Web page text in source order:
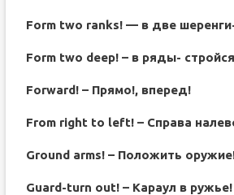
Form two ranks! — в две
Form two deep! – в ряды-
Forward! – Прямо!, вперед!
From right to left! – Справа
Ground arms! – Положить
Guard-turn out! – Караул в ружье!